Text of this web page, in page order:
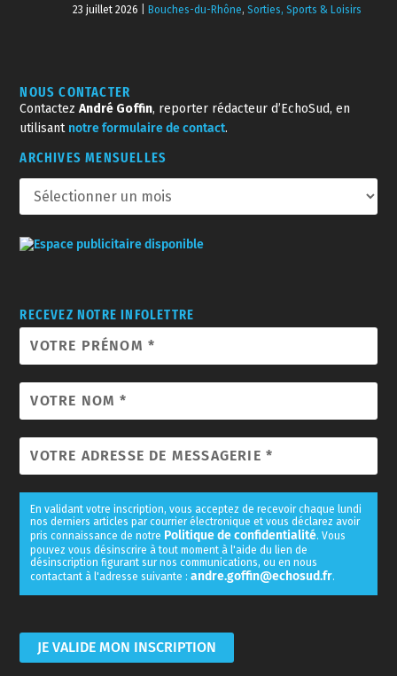
23 juillet 2026 Bouches-du-Rhône,Sorties, Sports & Loisirs
NOUS CONTACTER
ContactezAndré Goffin, reporter rédacteur d’EchoSud, en
utilisant notre formulaire de contact.
ARCHIVES MENSUELLES
RECEVEZ NOTRE INFOLETTRE
En validant votre inscription, vous acceptez de recevoir chaque lundi
nos derniers articles par courrier électronique et vous déclarez avoir
pris connaissance de notre Politique de confidentialité. Vous
pouvez vous désinscrire à tout moment à l'aide du lien de
désinscription figurant sur nos communications, ou en nous
contactant à l'adresse suivante :andre.goffin@echosud.fr.